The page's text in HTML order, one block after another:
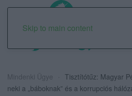
Skip to main content
Mindenki Ügye
Tisztítótűz: Magyar
neki a „báboknak” és a korrupciós